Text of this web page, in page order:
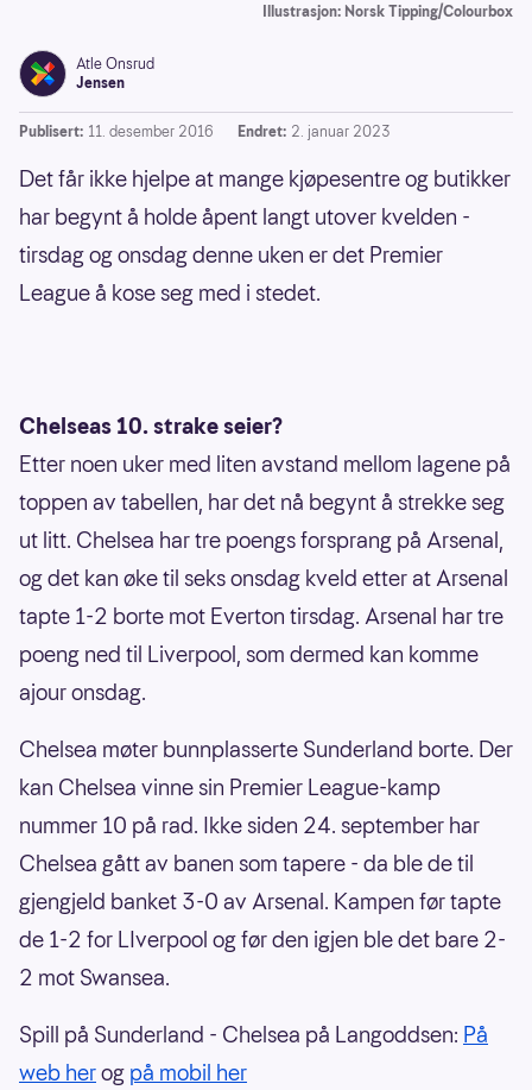
Illustrasjon: Norsk Tipping/Colourbox
Atle Onsrud
Jensen
Publisert: 11. desember 2016 Endret: 2. januar 2023
Det får ikke hjelpe at mange kjøpesentre og butikker
har begynt å holde åpent langt utover kvelden -
tirsdag og onsdag denne uken er det Premier
League å kose seg med i stedet.
Chelseas 10. strake seier?
Etter noen uker med liten avstand mellom lagene på
toppen av tabellen, har det nå begynt å strekke seg
ut litt. Chelsea har tre poengs forsprang på Arsenal,
og det kan øke til seks onsdag kveld etter at Arsenal
tapte 1-2 borte mot Everton tirsdag. Arsenal har tre
poeng ned til Liverpool, som dermed kan komme
ajour onsdag.
Chelsea møter bunnplasserte Sunderland borte. Der
kan Chelsea vinne sin Premier League-kamp
nummer 10 på rad. Ikke siden 24. september har
Chelsea gått av banen som tapere - da ble de til
gjengjeld banket 3-0 av Arsenal. Kampen før tapte
de 1-2 for LIverpool og før den igjen ble det bare 2-
2 mot Swansea.
Spill på Sunderland - Chelsea på Langoddsen: På
web herog på mobil her